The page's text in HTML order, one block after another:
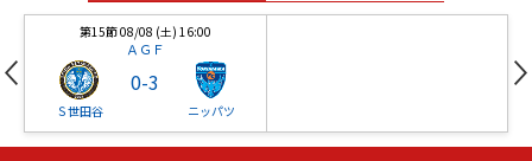
第15節 08/08 (土) 16:00
ＡＧＦ
Ｓ世田谷
0-3
ニッパツ